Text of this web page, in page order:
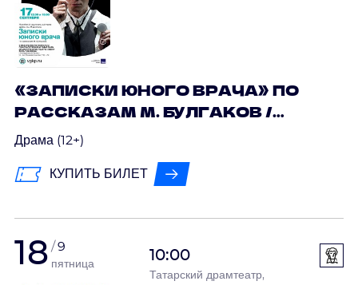
«ЗАПИСКИ ЮНОГО ВРАЧА» ПО
РАССКАЗАМ М. БУЛГАКОВ /
ГАСТРОЛИ МАРИЙСКОГО
ДРАМЫ ИМ. М. ШКЕТАНА
Драма (12+)
КУПИТЬ БИЛЕТ
18 9
пятница
10:00
Татарский драмтеатр,